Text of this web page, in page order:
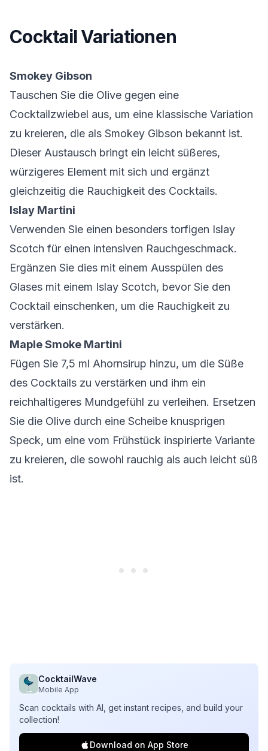
Cocktail Variationen
Smokey Gibson
Tauschen Sie die Olive gegen eine
Cocktailzwiebel aus, um eine klassische Variation
zu kreieren, die als Smokey Gibson bekannt ist.
Dieser Austausch bringt ein leicht süßeres,
würzigeres Element mit sich und ergänzt
gleichzeitig die Rauchigkeit des Cocktails.
Islay Martini
Verwenden Sie einen besonders torfigen Islay
Scotch für einen intensiven Rauchgeschmack.
Ergänzen Sie dies mit einem Ausspülen des
Glases mit einem Islay Scotch, bevor Sie den
Cocktail einschenken, um die Rauchigkeit zu
verstärken.
Maple Smoke Martini
Fügen Sie 7,5 ml Ahornsirup hinzu, um die Süße
des Cocktails zu verstärken und ihm ein
reichhaltigeres Mundgefühl zu verleihen. Ersetzen
Sie die Olive durch eine Scheibe knusprigen
Speck, um eine vom Frühstück inspirierte Variante
zu kreieren, die sowohl rauchig als auch leicht süß
ist.
CocktailWave
Mobile App
Scan cocktails with AI, get instant recipes, and build your
collection!
Download on App Store